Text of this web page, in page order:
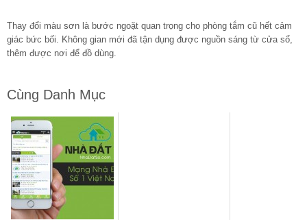
Thay đổi màu sơn là bước ngoặt quan trọng cho phòng tắm cũ hết cảm
giác bức bối. Không gian mới đã tận dụng được nguồn sáng từ cửa sổ,
thêm được nơi để đồ dùng.
Cùng Danh Mục